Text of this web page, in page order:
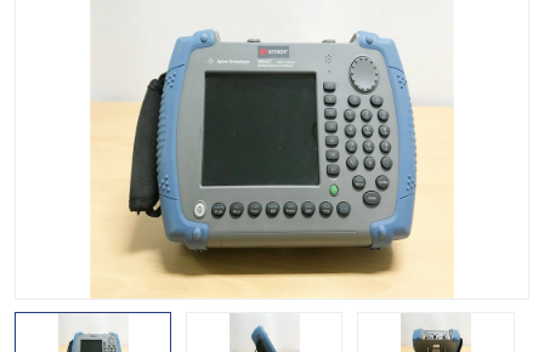
信号源
GPIB-USB卡 数据采集仪
数字源表
函数信号发生器
示波器 直流电源